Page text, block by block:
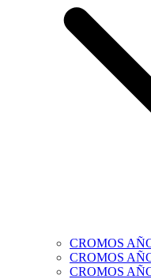
CROMOS
CROMOS
CROMOS